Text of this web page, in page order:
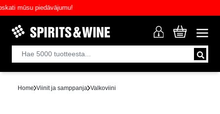
mūsu piedāvājumu!
Home Viinit ja samppanja Valkoviini